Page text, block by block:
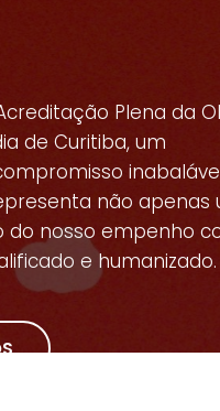
Plena da
de Curitiba, um
não apenas
nosso empenho
e humanizado.